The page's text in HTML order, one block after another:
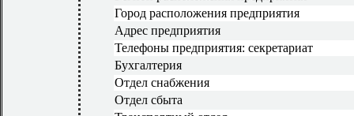
Город расположения предприятия
Адрес предприятия
Телефоны предприятия: секретариат
Бухгалтерия
Отдел снабжения
Отдел сбыта